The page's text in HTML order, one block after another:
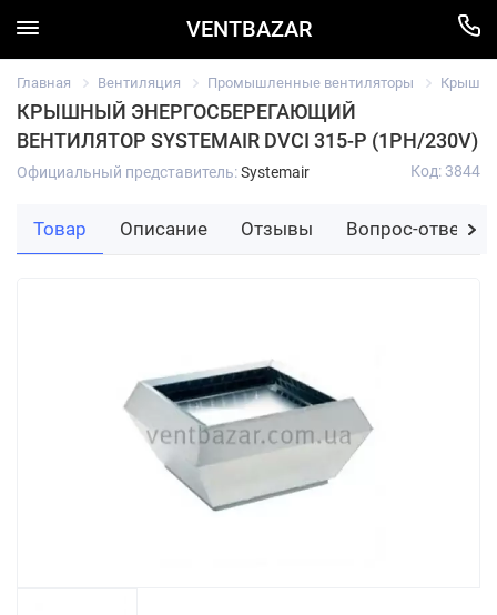
VENTBAZAR
Главная Вентиляция Промышленные вентиляторы
КРЫШНЫЙ ЭНЕРГОСБЕРЕГАЮЩИЙ
ВЕНТИЛЯТОР SYSTEMAIR DVCI 315-P (1PH/230V)
Официальный представитель:Systemair Код: 3844
Товар Описание Отзывы Вопрос-ответ